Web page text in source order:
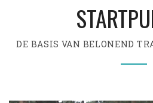
DE BASIS VAN BELONEND